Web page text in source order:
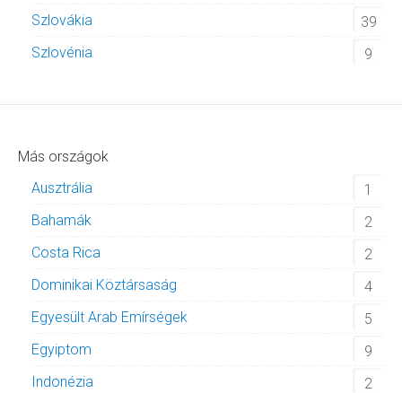
Szlovákia
39
Szlovénia
9
Más országok
Ausztrália
1
Bahamák
2
Costa Rica
2
Dominikai Köztársaság
4
Egyesült Arab Emírségek
5
Egyiptom
9
Indonézia
2